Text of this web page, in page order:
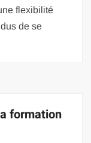
flexibilité
de se
formation